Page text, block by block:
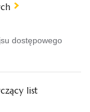
dostępowego
list